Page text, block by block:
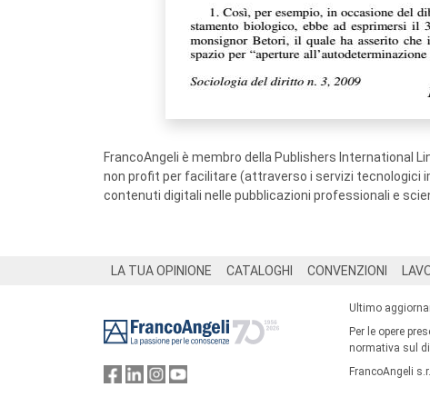
FrancoAngeli è membro della Publishers International
non profit per facilitare (attraverso i servizi tecnologici
contenuti digitali nelle pubblicazioni professionali e
LA TUA OPINIONE CATALOGHI CONVENZIONI
Ultimo
Per le opere
normativa sul
FrancoAngeli